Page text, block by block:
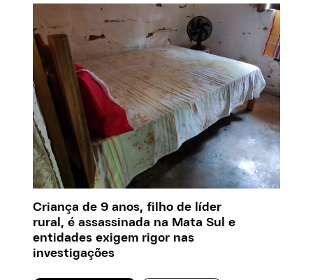
Criança de 9 anos, filho de líder
rural, é assassinada na Mata Sul e
entidades exigem rigor nas
investigações